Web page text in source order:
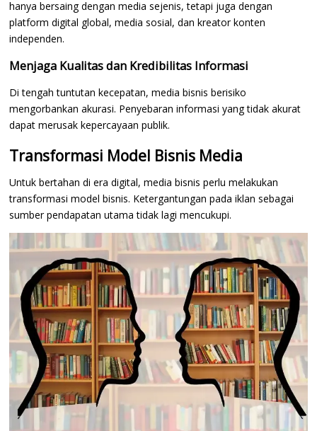
hanya bersaing dengan media sejenis, tetapi juga dengan
platform digital global, media sosial, dan kreator konten
independen.
Menjaga Kualitas dan Kredibilitas Informasi
Di tengah tuntutan kecepatan, media bisnis berisiko
mengorbankan akurasi. Penyebaran informasi yang tidak akurat
dapat merusak kepercayaan publik.
Transformasi Model Bisnis Media
Untuk bertahan di era digital, media bisnis perlu melakukan
transformasi model bisnis. Ketergantungan pada iklan sebagai
sumber pendapatan utama tidak lagi mencukupi.